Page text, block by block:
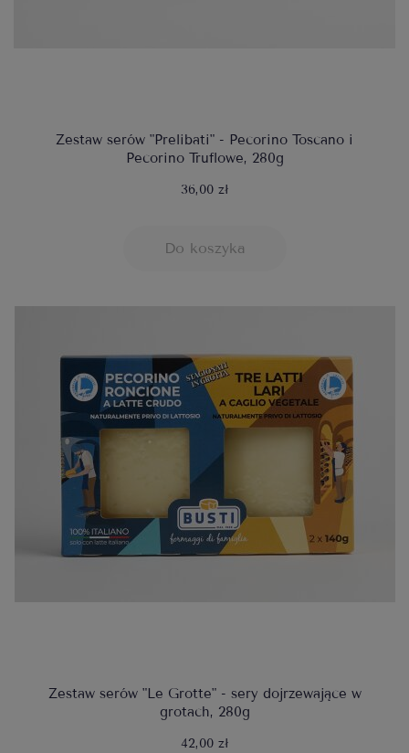
Zestaw serów "Prelibati" - Pecorino Toscano i
Pecorino Truflowe, 280g
36,00 zł
Do koszyka
Zestaw serów "Le Grotte" - sery dojrzewające w
grotach, 280g
42,00 zł